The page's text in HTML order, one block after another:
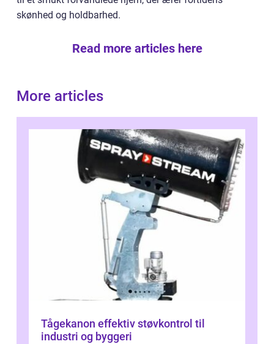
skønhed og holdbarhed.
Read more articles here
More articles
Tågekanon effektiv støvkontrol til
industri og byggeri